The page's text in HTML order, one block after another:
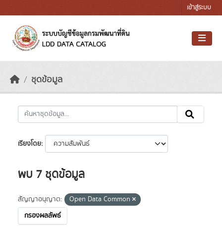
เข้าสู่ระบบ
ชุดข้อมูล
เรียงโดย
พบ 7 ชุดข้อมูล
สัญญาอนุญาต:
Open Data Common
กรองผลลัพธ์